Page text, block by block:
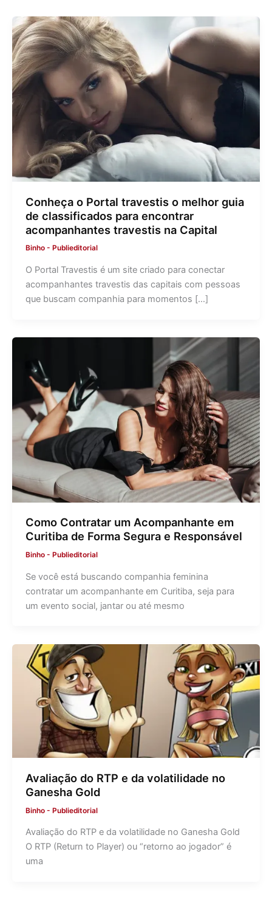
Conheça o Portal travestis o melhor guia
de classificados para encontrar
acompanhantes travestis na Capital
Binho - Publieditorial
O Portal Travestis é um site criado para conectar
acompanhantes travestis das capitais com pessoas
que buscam companhia para momentos […]
Como Contratar um Acompanhante em
Curitiba de Forma Segura e Responsável
Binho - Publieditorial
Se você está buscando companhia feminina
contratar um acompanhante em Curitiba, seja para
um evento social, jantar ou até mesmo
Avaliação do RTP e da volatilidade no
Ganesha Gold
Binho - Publieditorial
Avaliação do RTP e da volatilidade no Ganesha Gold
O RTP (Return to Player) ou “retorno ao jogador” é
uma